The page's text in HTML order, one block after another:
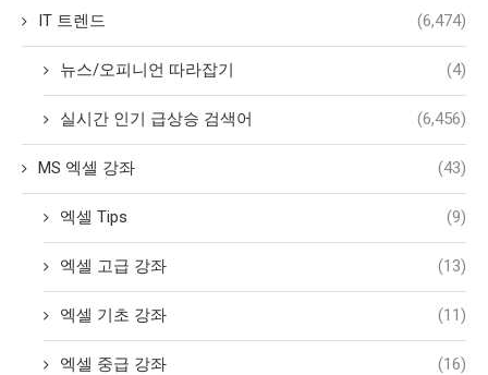
IT 트렌드 (6,474)
뉴스/오피니언 따라잡기 (4)
실시간 인기 급상승 검색어 (6,456)
MS 엑셀 강좌 (43)
엑셀 Tips (9)
엑셀 고급 강좌 (13)
엑셀 기초 강좌 (11)
엑셀 중급 강좌 (16)